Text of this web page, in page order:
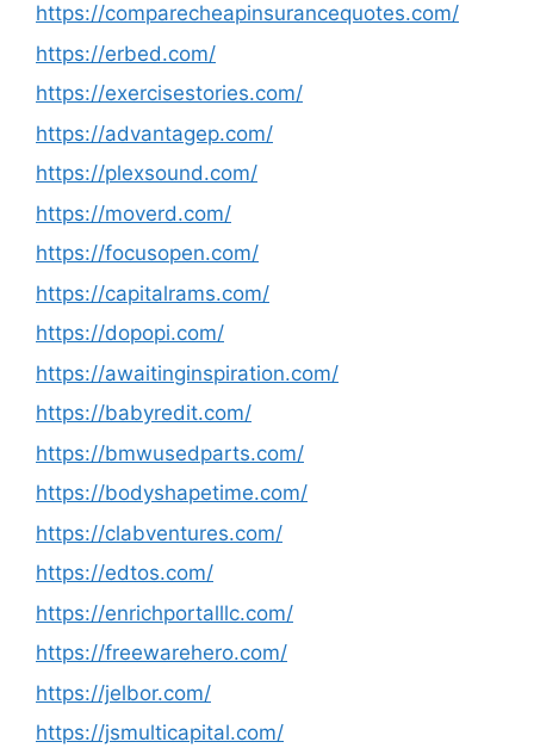
https://comparecheapinsurancequotes.com/
https://erbed.com/
https://exercisestories.com/
https://advantagep.com/
https://plexsound.com/
https://moverd.com/
https://focusopen.com/
https://capitalrams.com/
https://dopopi.com/
https://awaitinginspiration.com/
https://babyredit.com/
https://bmwusedparts.com/
https://bodyshapetime.com/
https://clabventures.com/
https://edtos.com/
https://enrichportalllc.com/
https://freewarehero.com/
https://jelbor.com/
https://jsmulticapital.com/